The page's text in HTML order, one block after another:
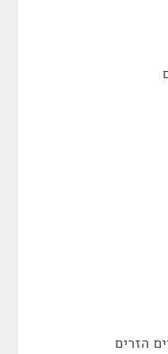
הזרים